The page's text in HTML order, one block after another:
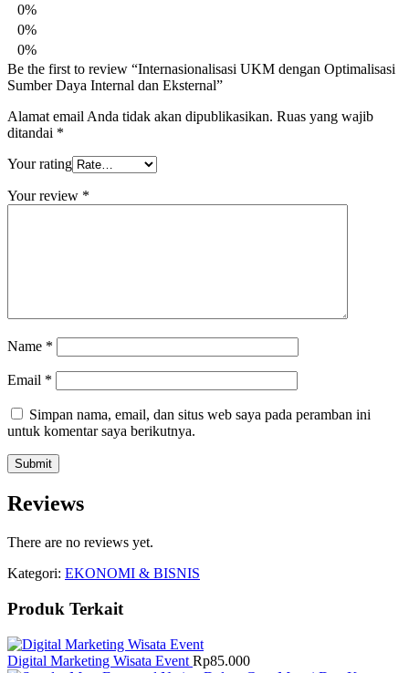
0%
0%
0%
Be the first to review “Internasionalisasi UKM dengan Optimalisasi
Sumber Daya Internal dan Eksternal”
Alamat email Anda tidak akan dipublikasikan. Ruas yang wajib
ditandai *
Your rating
Your review *
Name *
Email *
Simpan nama, email, dan situs web saya pada peramban ini
untuk komentar saya berikutnya.
Reviews
There are no reviews yet.
Kategori: EKONOMI & BISNIS
Produk Terkait
Digital Marketing Wisata Event Rp85.000